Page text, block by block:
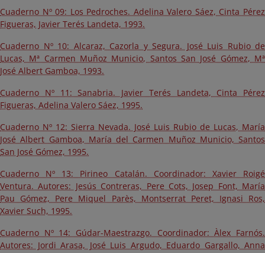
Cuaderno Nº 09: Los Pedroches. Adelina Valero Sáez, Cinta Pérez
Figueras, Javier Terés Landeta, 1993.
Cuaderno Nº 10: Alcaraz, Cazorla y Segura. José Luis Rubio de
Lucas, Mª Carmen Muñoz Municio, Santos San José Gómez, Mª
José Albert Gamboa, 1993.
Cuaderno Nº 11: Sanabria. Javier Terés Landeta, Cinta Pérez
Figueras, Adelina Valero Sáez, 1995.
Cuaderno Nº 12: Sierra Nevada. José Luis Rubio de Lucas, María
José Albert Gamboa, María del Carmen Muñoz Municio, Santos
San José Gómez, 1995.
Cuaderno Nº 13: Pirineo Catalán. Coordinador: Xavier Roigé
Ventura. Autores: Jesús Contreras, Pere Cots, Josep Font, María
Pau Gómez, Pere Miquel Parès, Montserrat Peret, Ignasi Ros,
Xavier Such, 1995.
Cuaderno Nº 14: Gúdar-Maestrazgo. Coordinador: Àlex Farnós.
Autores: Jordi Arasa, José Luis Argudo, Eduardo Gargallo, Anna